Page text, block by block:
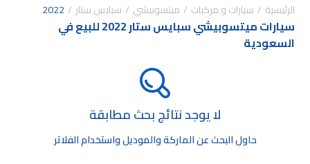
الرئيسية سيارات و مركبات ميتسوبيشي سبايس ستار 2022
سيارات ميتسوبيشي سبايس ستار 2022 للبيع في
السعودية
لا يوجد نتائج بحث مطابقة
حاول البحث عن الماركة والموديل واستخدام الفلاتر